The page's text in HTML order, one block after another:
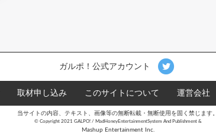
ガルポ！公式アカウント
取材申し込み このサイトについて 運営会社
当サイトの内容、テキスト、画像等の無断転載・無断使用を固く禁じます。
©︎ Copyright 2021 GALPO! / MadHoneyEntertainmentSystem And Publishment &
Mashup Entertainment Inc.